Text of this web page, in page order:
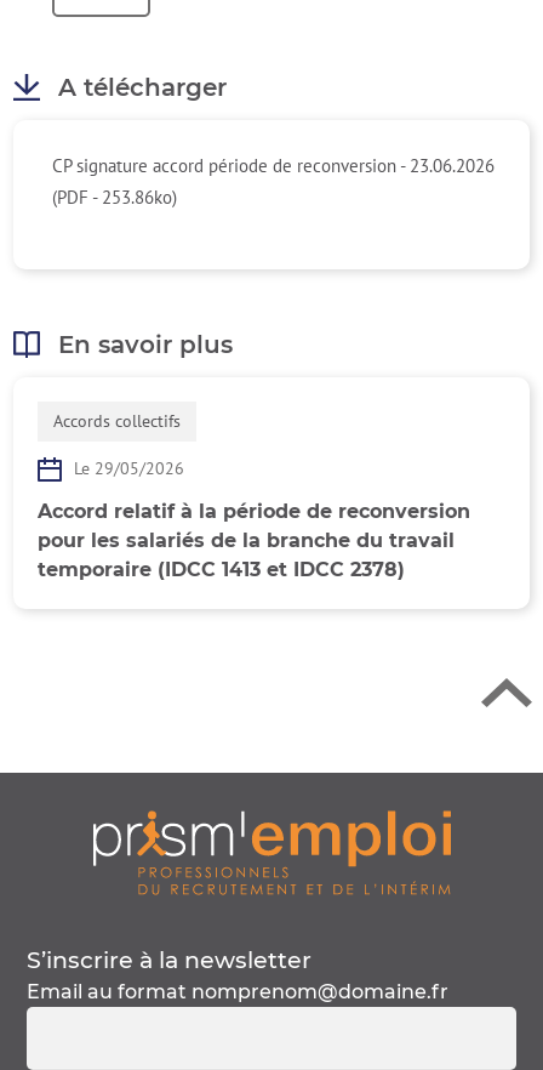
A télécharger
CP signature accord période de reconversion - 23.06.2026
(PDF - 253.86ko)
En savoir plus
Accords collectifs
Le 29/05/2026
Accord relatif à la période de reconversion
pour les salariés de la branche du travail
temporaire (IDCC 1413 et IDCC 2378)
S’inscrire à la newsletter
Email au format nomprenom@domaine.fr